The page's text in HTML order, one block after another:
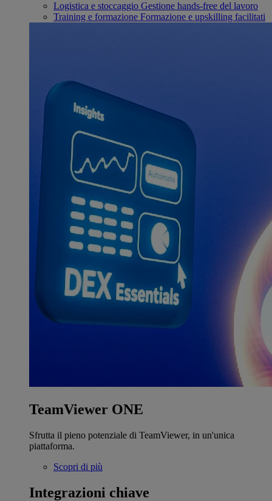
Logistica e stoccaggio Gestione hands-free del lavoro
Training e formazione Formazione e upskilling facilitati
TeamViewer ONE
Sfrutta il pieno potenziale di TeamViewer, in un'unica
piattaforma.
Scopri di più
Integrazioni chiave